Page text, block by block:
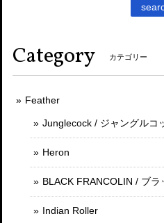
Category カテゴリー
Feather
Junglecock / ジャングルコ
Heron
BLACK FRANCOLIN / ブラ
Indian Roller